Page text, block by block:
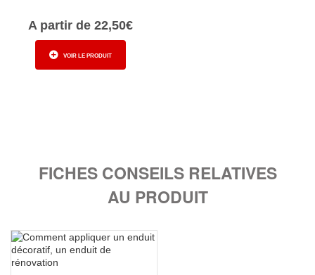
A partir de 22,50€
VOIR LE PRODUIT
FICHES CONSEILS RELATIVES
AU PRODUIT